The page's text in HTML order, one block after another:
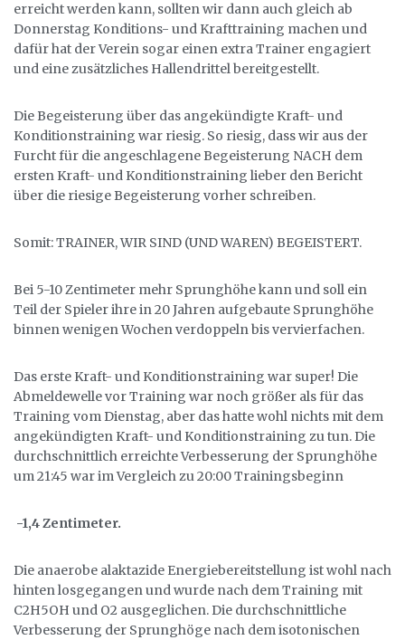
erreicht werden kann, sollten wir dann auch gleich ab
Donnerstag Konditions- und Krafttraining machen und
dafür hat der Verein sogar einen extra Trainer engagiert
und eine zusätzliches Hallendrittel bereitgestellt.
Die Begeisterung über das angekündigte Kraft- und
Konditionstraining war riesig. So riesig, dass wir aus der
Furcht für die angeschlagene Begeisterung NACH dem
ersten Kraft- und Konditionstraining lieber den Bericht
über die riesige Begeisterung vorher schreiben.
Somit: TRAINER, WIR SIND (UND WAREN) BEGEISTERT.
Bei 5-10 Zentimeter mehr Sprunghöhe kann und soll ein
Teil der Spieler ihre in 20 Jahren aufgebaute Sprunghöhe
binnen wenigen Wochen verdoppeln bis vervierfachen.
Das erste Kraft- und Konditionstraining war super! Die
Abmeldewelle vor Training war noch größer als für das
Training vom Dienstag, aber das hatte wohl nichts mit dem
angekündigten Kraft- und Konditionstraining zu tun. Die
durchschnittlich erreichte Verbesserung der Sprunghöhe
um 21:45 war im Vergleich zu 20:00 Trainingsbeginn
-1,4 Zentimeter.
Die anaerobe alaktazide Energiebereitstellung ist wohl nach
hinten losgegangen und wurde nach dem Training mit
C2H5OH und O2 ausgeglichen. Die durchschnittliche
Verbesserung der Sprunghöge nach dem isotonischen